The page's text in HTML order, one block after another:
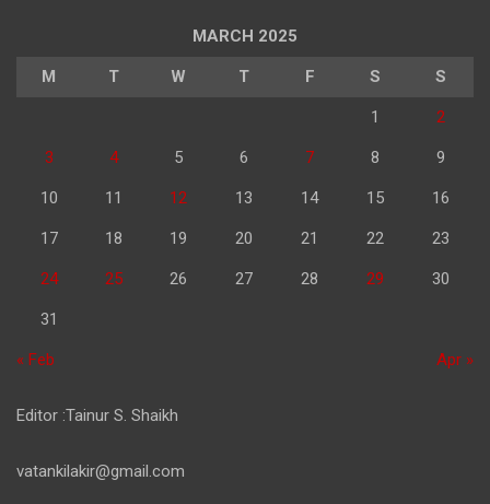
MARCH 2025
M T W T F S S
1 2
3 4 5 6 7 8 9
10 11 12 13 14 15 16
17 18 19 20 21 22 23
24 25 26 27 28 29 30
31
« Feb Apr »
Editor :Tainur S. Shaikh
vatankilakir@gmail.com